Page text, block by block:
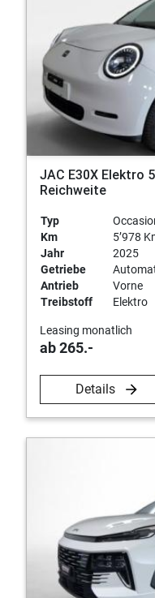
JAC E30X Elektro
Reichweite
Typ
Km
5’978
Jahr
2025
Getriebe
Antrieb
Vorne
Treibstoff
Elektro
Leasing monatlich
ab 265.-
Details